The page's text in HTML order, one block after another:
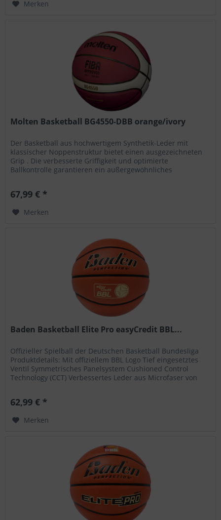
Merken
Molten Basketball BG4550-DBB orange/ivory
Der Basketball aus hochwertigem Synthetik-Leder mit
klassischer Noppenstruktur bietet einen ausgezeichneten
Grip . Die verbesserte Griffigkeit und optimierte
Ballkontrolle garantieren ein außergewöhnliches
67,99 € *
Merken
Baden Basketball Elite Pro easyCredit BBL...
Offizieller Spielball der Deutschen Basketball Bundesliga
Produktdetails: Mit offiziellem BBL Logo Tief eingesetztes
Ventil Symmetrisches Panelsystem Cushioned Control
Technology (CCT) Verbessertes Leder aus Microfaser von
62,99 € *
Merken